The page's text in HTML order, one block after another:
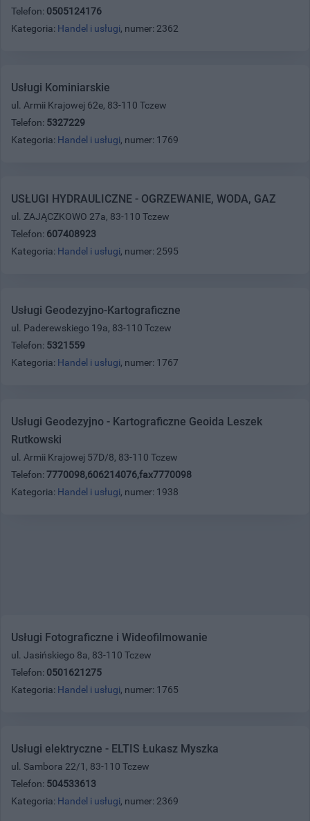
Telefon: 0505124176
Kategoria: Handel i usługi, numer: 2362
Usługi Kominiarskie
ul. Armii Krajowej 62e, 83-110 Tczew
Telefon: 5327229
Kategoria: Handel i usługi, numer: 1769
USŁUGI HYDRAULICZNE - OGRZEWANIE, WODA, GAZ
ul. ZAJĄCZKOWO 27a, 83-110 Tczew
Telefon: 607408923
Kategoria: Handel i usługi, numer: 2595
Usługi Geodezyjno-Kartograficzne
ul. Paderewskiego 19a, 83-110 Tczew
Telefon: 5321559
Kategoria: Handel i usługi, numer: 1767
Usługi Geodezyjno - Kartograficzne Geoida Leszek
Rutkowski
ul. Armii Krajowej 57D/8, 83-110 Tczew
Telefon: 7770098,606214076,fax7770098
Kategoria: Handel i usługi, numer: 1938
Usługi Fotograficzne i Wideofilmowanie
ul. Jasińskiego 8a, 83-110 Tczew
Telefon: 0501621275
Kategoria: Handel i usługi, numer: 1765
Usługi elektryczne - ELTIS Łukasz Myszka
ul. Sambora 22/1, 83-110 Tczew
Telefon: 504533613
Kategoria: Handel i usługi, numer: 2369